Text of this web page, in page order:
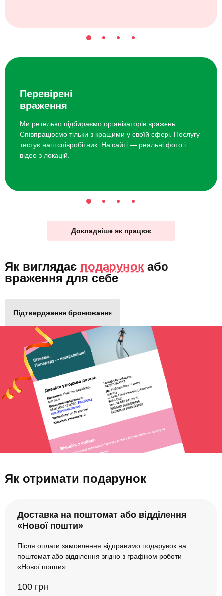
Перевірені
враження
Ми ретельно підбираємо організаторів вражень.
Співпрацюємо тільки з кращими у своїй сфері. Послугу
тестує наш співробітник. На сайті — реальні фото і
відео з локацій.
Докладніше як працює
Як виглядає подарунок або
враження для себе
Підтвердження бронювання
Як отримати подарунок
Доставка на поштомат або відділення
«Нової пошти»
Після оплати замовлення відправимо подарунок на
поштомат або відділення згідно з графіком роботи
«Нової пошти».
100 грн